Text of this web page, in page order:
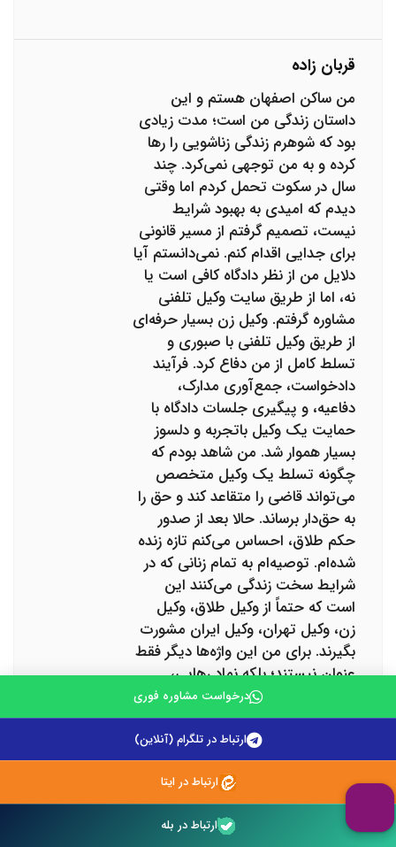
قربان زاده
من ساکن اصفهان هستم و این
داستان زندگی من است؛ مدت زیادی
بود که شوهرم زندگی زناشویی را رها
کرده و به من توجهی نمی‌کرد. چند
سال در سکوت تحمل کردم اما وقتی
دیدم که امیدی به بهبود شرایط
نیست، تصمیم گرفتم از مسیر قانونی
برای جدایی اقدام کنم. نمی‌دانستم آیا
دلایل من از نظر دادگاه کافی است یا
نه، اما از طریق سایت وکیل تلفنی
مشاوره گرفتم. وکیل زن بسیار حرفه‌ای
از طریق وکیل تلفنی با صبوری و
تسلط کامل از من دفاع کرد. فرآیند
دادخواست، جمع‌آوری مدارک،
دفاعیه، و پیگیری جلسات دادگاه با
حمایت یک وکیل باتجربه و دلسوز
بسیار هموار شد. من شاهد بودم که
چگونه تسلط یک وکیل متخصص
می‌تواند قاضی را متقاعد کند و حق را
به حق‌دار برساند. حالا بعد از صدور
حکم طلاق، احساس می‌کنم تازه زنده
شده‌ام. توصیه‌ام به تمام زنانی که در
شرایط سخت زندگی می‌کنند این
است که حتماً از وکیل طلاق، وکیل
زن، وکیل تهران، وکیل ایران مشورت
بگیرند. برای من این واژه‌ها دیگر فقط
عنوان نیستند؛ بلکه نماد رهایی،
آگاهی و آغاز دوباره‌اند
در کشور ما ایران حق طلاق با مرد
است. لکن امی تواند در شرایط ضمن
درخواست مشاوره فوری
ارتباط در تلگرام (آنلاین)
ارتباط در ایتا
ارتباط در بله